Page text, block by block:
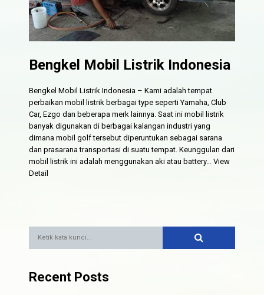
Bengkel Mobil Listrik Indonesia
Bengkel Mobil Listrik Indonesia – Kami adalah tempat
perbaikan mobil listrik berbagai type seperti Yamaha, Club
Car, Ezgo dan beberapa merk lainnya. Saat ini mobil listrik
banyak digunakan di berbagai kalangan industri yang
dimana mobil golf tersebut diperuntukan sebagai sarana
dan prasarana transportasi di suatu tempat. Keunggulan dari
mobil listrik ini adalah menggunakan aki atau battery…View
Detail
Recent Posts